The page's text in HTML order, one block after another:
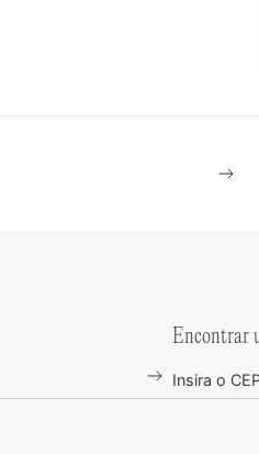
Encontrar